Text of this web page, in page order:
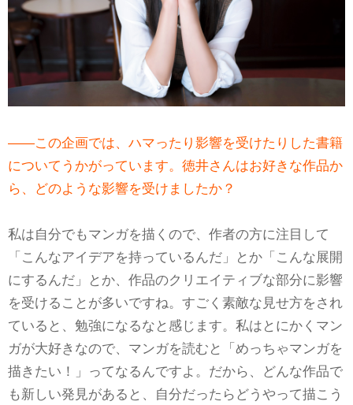
――この企画では、ハマったり影響を受けたりした書籍
についてうかがっています。徳井さんはお好きな作品か
ら、どのような影響を受けましたか？
私は自分でもマンガを描くので、作者の方に注目して
「こんなアイデアを持っているんだ」とか「こんな展開
にするんだ」とか、作品のクリエイティブな部分に影響
を受けることが多いですね。すごく素敵な見せ方をされ
ていると、勉強になるなと感じます。私はとにかくマン
ガが大好きなので、マンガを読むと「めっちゃマンガを
描きたい！」ってなるんですよ。だから、どんな作品で
も新しい発見があると、自分だったらどうやって描こう